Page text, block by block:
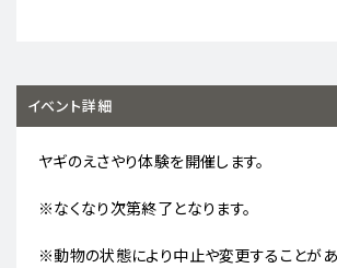
イベント詳細
ヤギのえさやり体験を開催します。
※なくなり次第終了となります。
※動物の状態により中止や変更することが